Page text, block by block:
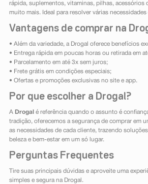
rápida, suplementos, vitaminas, pilhas, acessórios
muito mais. Ideal para resolver várias
Vantagens de comprar na
• Além da variedade, a Drogal oferece benefícios
• Entrega rápida em poucas horas ou retirada em
• Parcelamento em até 3x sem juros;
• Frete grátis em condições especiais;
• Ofertas e promoções exclusivas no site e app.
Por que escolher a Drogal?
A Drogal é referência quando o assunto é
tradição, oferecemos a segurança de comprar em
as necessidades de cada cliente, trazendo
beleza e bem-estar em um só lugar.
Perguntas Frequentes
Tire suas principais dúvidas e aproveite uma
simples e segura na Drogal.